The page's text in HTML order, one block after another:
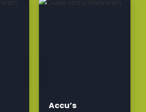
Accu’s
a